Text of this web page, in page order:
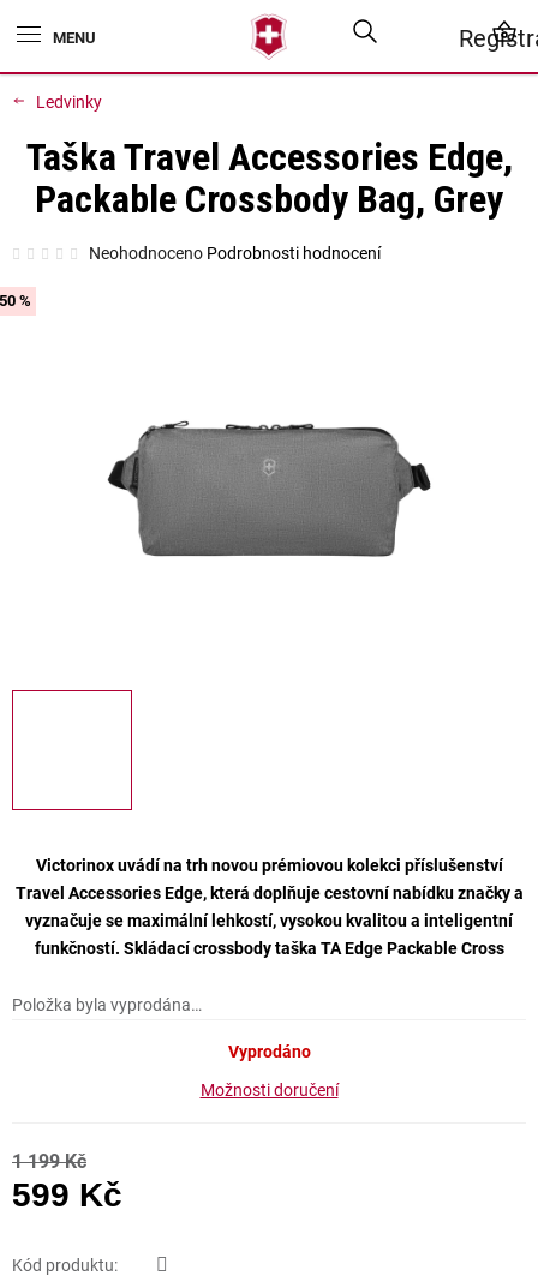
na
Ledvinky
Victorinox uvádí na trh novou prémiovou kolekci příslušenství
Travel Accessories Edge, která doplňuje cestovní nabídku značky a
vyznačuje se maximální lehkostí, vysokou kvalitou a inteligentní
funkčností. Skládací crossbody taška TA Edge Packable Cross
Položka byla vyprodána…
Vyprodáno
Možnosti doručení
1 199 Kč
599 Kč
Kód produktu:
Taška Travel Accessories Edge,
Packable Crossbody Bag, Grey
Průměrné
hodnocení
Neohodnoceno Podrobnosti hodnocení
50 %